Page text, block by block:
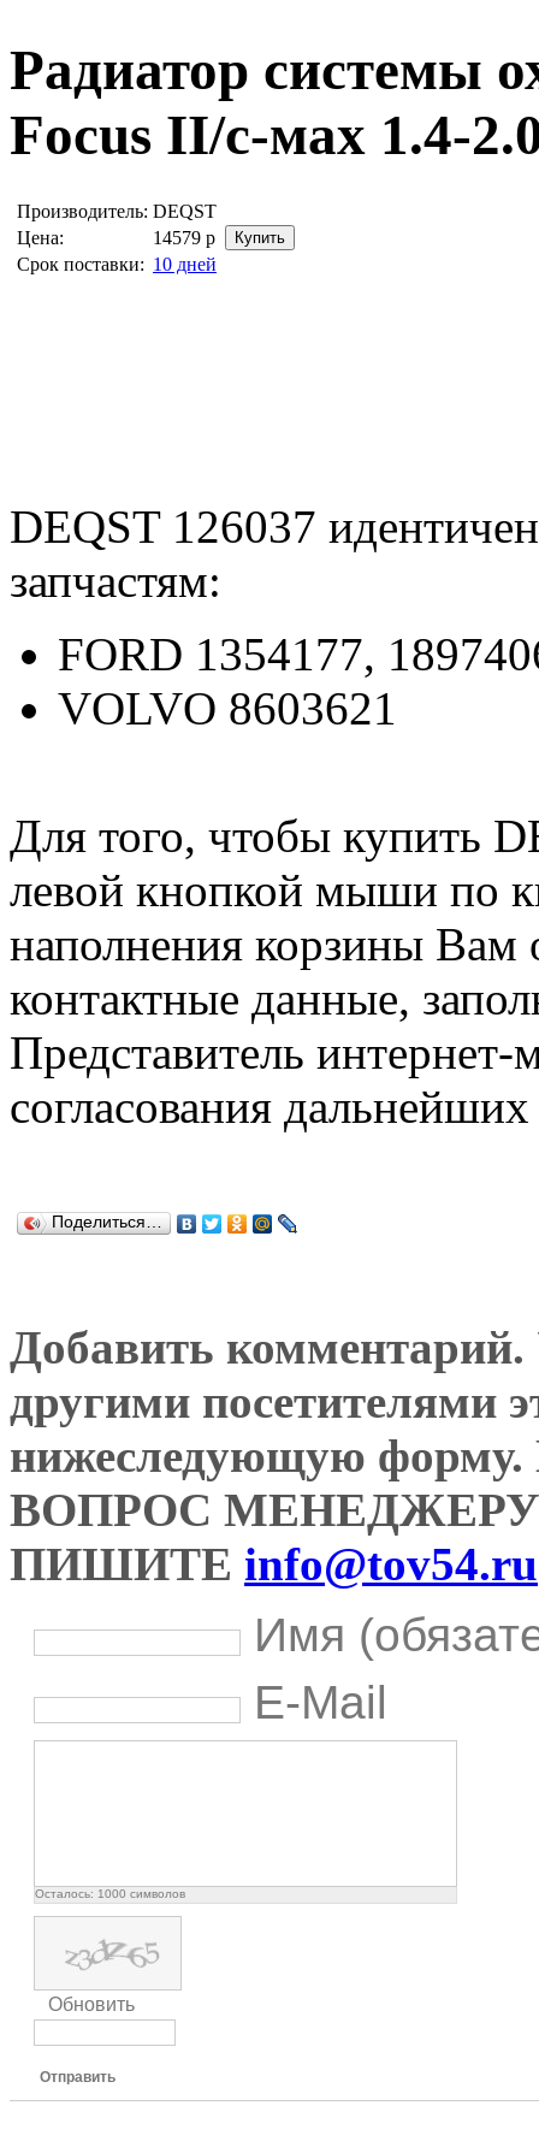
Радиатор системы
Fосus II/с-мax 1.4-
Производитель: DEQST
Цена:
14579 р
Срок поставки: 10 дней
DEQST 126037
запчастям:
FORD 1354177,
VOLVO 8603621
Для того, чтобы купить
левой кнопкой мыши по
наполнения корзины Вам
контактные данные,
Представитель
согласования
Поделиться…
Добавить комментарий.
другими посетителями
нижеследующую
ВОПРОС
ПИШИТЕ info@tov54.ru
Имя
E-Mail
Осталось: 1000 символов
Обновить
Отправить